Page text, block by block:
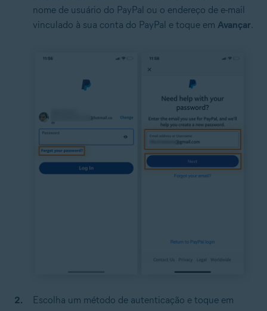
nome de usuário do PayPal ou o endereço de e-mail
vinculado à sua conta do PayPal e toque em Avançar.
Escolha um método de autenticação e toque em